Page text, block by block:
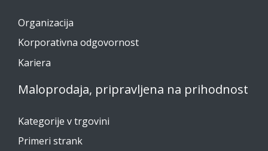
Organizacija
Korporativna odgovornost
Kariera
Maloprodaja, pripravljena na prihodnost
Kategorije v trgovini
Primeri strank